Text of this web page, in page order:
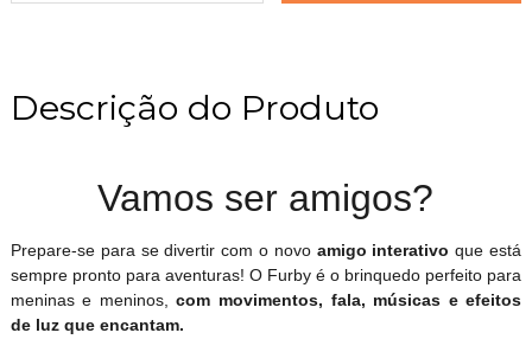
Descrição do Produto
Vamos ser amigos?
Prepare-se para se divertir com o novo amigo interativoque está
sempre pronto para aventuras! O Furby é o brinquedo perfeito para
meninas e meninos,com movimentos, fala, músicas e efeitos
de luz que encantam.